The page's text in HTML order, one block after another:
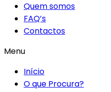
Quem somos
FAQ’s
Contactos
Menu
Início
O que Procura?